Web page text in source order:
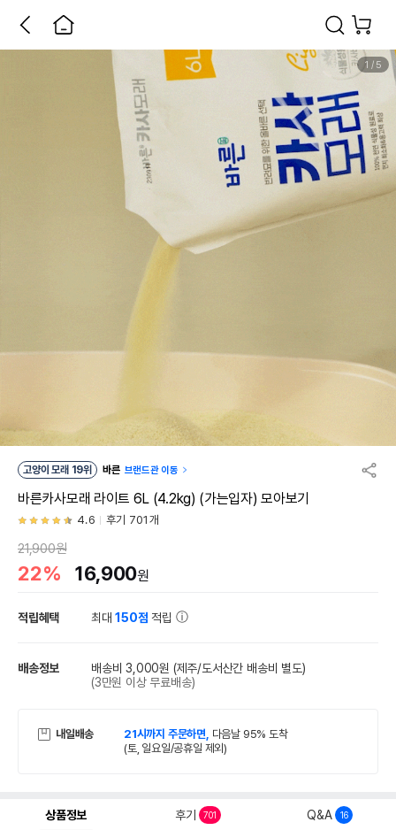
1 / 5
고양이 모래 19위 바른 브랜드관 이동
바른카사모래 라이트 6L (4.2kg) (가는입자) 모아보기
4.6 후기 701개
21,900원
22% 16,900원
적립혜택 최대150점 적립
배송정보 배송비 3,000원 (제주/도서산간 배송비 별도)
(3만원 이상 무료배송)
내일배송 21시까지 주문하면, 다음날 95% 도착
(토, 일요일/공휴일 제외)
상품정보 후기 701 Q&A 16